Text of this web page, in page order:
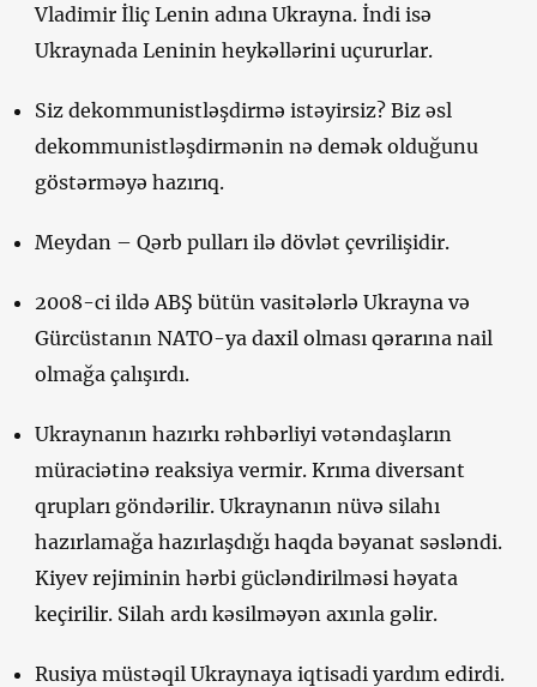
Vladimir İliç Lenin adına Ukrayna. İndi isə
Ukraynada Leninin heykəllərini uçururlar.
Siz dekommunistləşdirmə istəyirsiz? Biz əsl
dekommunistləşdirmənin nə demək olduğunu
göstərməyə hazırıq.
Meydan – Qərb pulları ilə dövlət çevrilişidir.
2008-ci ildə ABŞ bütün vasitələrlə Ukrayna və
Gürcüstanın NATO-ya daxil olması qərarına nail
olmağa çalışırdı.
Ukraynanın hazırkı rəhbərliyi vətəndaşların
müraciətinə reaksiya vermir. Krıma diversant
qrupları göndərilir. Ukraynanın nüvə silahı
hazırlamağa hazırlaşdığı haqda bəyanat səsləndi.
Kiyev rejiminin hərbi gücləndirilməsi həyata
keçirilir. Silah ardı kəsilməyən axınla gəlir.
Rusiya müstəqil Ukraynaya iqtisadi yardım edirdi.